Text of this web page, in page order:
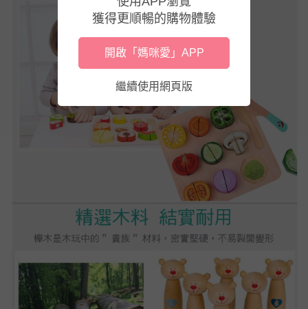
獲得更順暢的購物體驗
開啟「媽咪愛」APP
繼續使用網頁版